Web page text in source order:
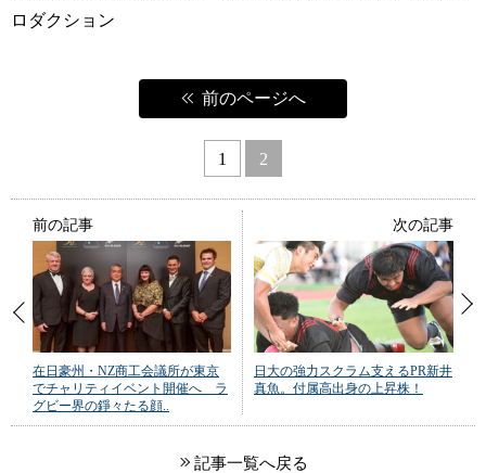
ロダクション
前のページへ
1 2
前の記事
在日豪州・NZ商工会議所が東京
でチャリティイベント開催へ ラ
グビー界の錚々たる顔..
次の記事
日大の強力スクラム支えるPR新井
真魚。付属高出身の上昇株！
記事一覧へ戻る